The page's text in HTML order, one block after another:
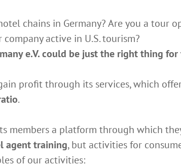
chains in Germany? Are you a tour
active in U.S. tourism?
e.V. could be just the right thing for
profit through its services, which
.
members a platform through which
agent training, but activities for
of our activities: